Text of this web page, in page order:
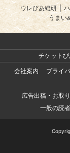
ウレぴあ総研
うまい
チケットぴ
会社案内
プライ
広告出稿・お取
一般の読